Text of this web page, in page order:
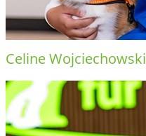
Celine Wojciechowski